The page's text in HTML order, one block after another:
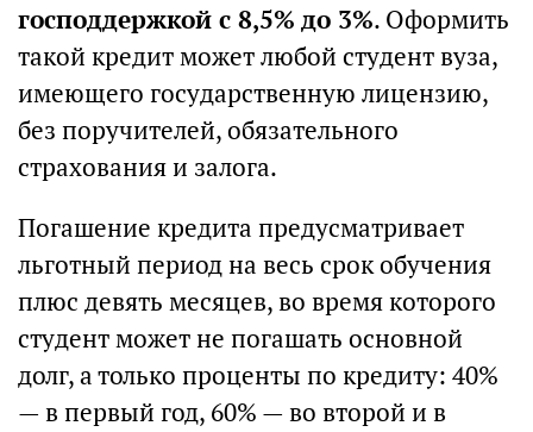
господдержкой с 8,5% до 3%. Оформить
такой кредит может любой студент вуза,
имеющего государственную лицензию,
без поручителей, обязательного
страхования и залога.
Погашение кредита предусматривает
льготный период на весь срок обучения
плюс девять месяцев, во время которого
студент может не погашать основной
долг, а только проценты по кредиту: 40%
— в первый год, 60% — во второй и в